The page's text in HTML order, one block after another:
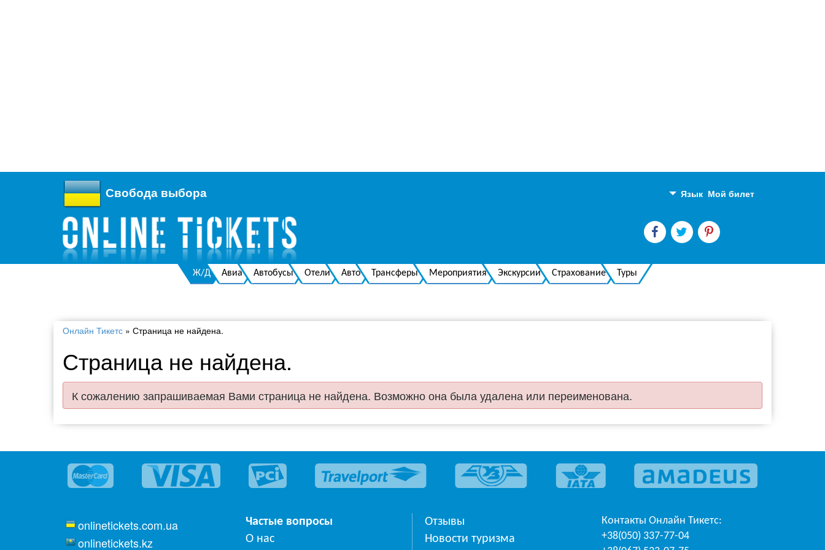
Мой билет
Язык
Английский
Свобода выбора
Ж/Д Авиа Автобусы Отели Авто Трансферы Мероприятия Экскурсии Страхование Туры
Онлайн Тикетс » Страница не найдена.
Страница не найдена.
К сожалению запрашиваемая Вами страница не найдена. Возможно она была удалена или переименована.
onlinetickets.com.ua
onlinetickets.kz
Частые вопросы
О нас
Отзывы
Новости туризма
Контакты Онлайн Тикетс:
+38(050) 337-77-04